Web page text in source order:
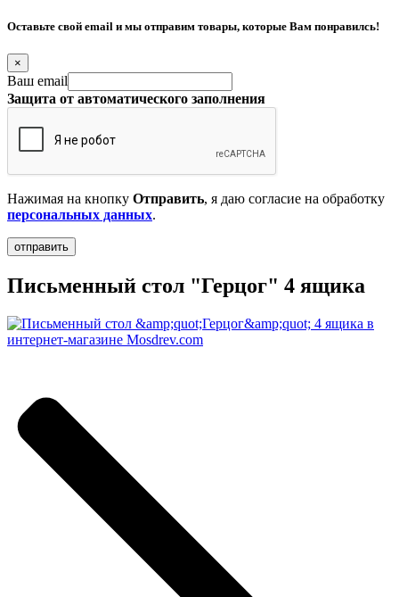
Оставьте свой email и мы отправим товары, которые Вам понравилсь!
×
Ваш email
Защита от автоматического заполнения
Нажимая на кнопку Отправить, я даю согласие на обработку
персональных данных.
Письменный стол "Герцог" 4 ящика